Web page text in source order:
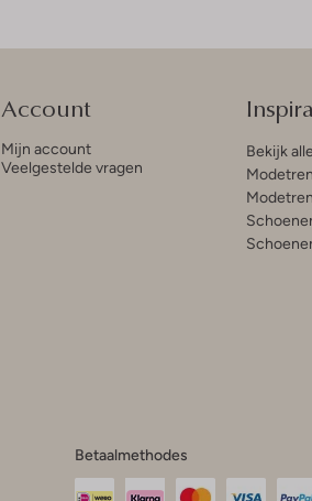
Account
Mijn account
Veelgestelde vragen
Bekijk
Betaalmethodes